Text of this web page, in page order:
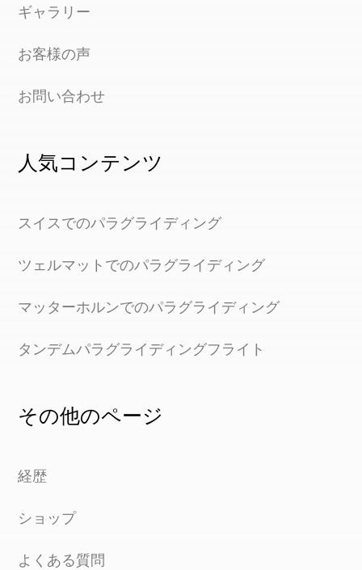
ギャラリー
お客様の声
お問い合わせ
人気コンテンツ
スイスでのパラグライディング
ツェルマットでのパラグライディング
マッターホルンでのパラグライディング
タンデムパラグライディングフライト
その他のページ
経歴
ショップ
よくある質問